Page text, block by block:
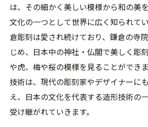
は、その細かく美しい模様から和の美
文化の一つとして世界に広く知られて
倉彫刻は愛され続けており、鎌倉の寺
じめ、日本中の神社・仏閣で美しく彫
や虎、梅や桜の模様を見ることができ
技術は、現代の彫刻家やデザイナーに
え、日本の文化を代表する造形技術の
受け継がれていきます。